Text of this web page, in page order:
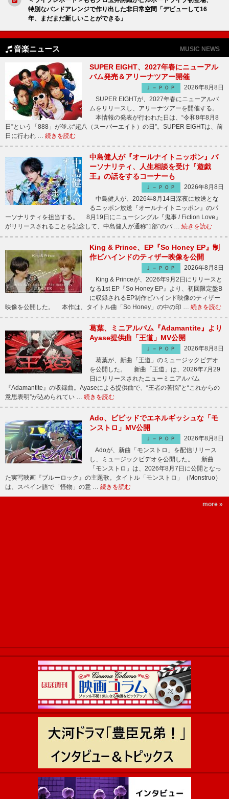
特別なバンドアレンジで作り出した非日常空間「デビューして16
年、まだまだ新しいことができる」
音楽ニュース MUSIC NEWS
SUPER EIGHT、2027年春にニューアル
バム発売＆アリーナツアー開催
Ｊ－ＰＯＰ
2026年8月8日
SUPER EIGHTが、2027年春にニューアルバ
ムをリリースし、アリーナツアーを開催する。
本情報の発表が行われた日は、“令和8年8月8
日”という「888」が並ぶ“超八（スーパーエイト）の日”。SUPER EIGHTは、前
日に行われ … 続きを読む
中島健人が『オールナイトニッポン』パ
ーソナリティ、人生相談を受け『遊戯
王』の話をするコーナーも
Ｊ－ＰＯＰ
2026年8月8日
中島健人が、2026年8月14日深夜に放送とな
るニッポン放送『オールナイトニッポン』のパ
ーソナリティを担当する。 8月19日にニューシングル『鬼事 / Fiction Love』
がリリースされることを記念して、中島健人が通称“1部”のパ … 続きを読む
King & Prince、EP『So Honey EP』制
作ビハインドのティザー映像を公開
Ｊ－ＰＯＰ
2026年8月8日
King & Princeが、2026年9月2日にリリースと
なる1st EP『So Honey EP』より、初回限定盤B
に収録されるEP制作ビハインド映像のティザー
映像を公開した。 本作は、タイトル曲「So Honey」の中の印 … 続きを読む
葛葉、ミニアルバム『Adamantite』より
Ayase提供曲「王道」MV公開
Ｊ－ＰＯＰ
2026年8月8日
葛葉が、新曲「王道」のミュージックビデオ
を公開した。 新曲「王道」は、2026年7月29
日にリリースされたニューミニアルバム
『Adamantite』の収録曲。Ayaseによる提供曲で、“王者の苦悩”と“これからの
意思表明”が込められてい … 続きを読む
Ado、ビビッドでエネルギッシュな「モ
ンストロ」MV公開
Ｊ－ＰＯＰ
2026年8月8日
Adoが、新曲「モンストロ」を配信リリース
し、ミュージックビデオを公開した。 新曲
「モンストロ」は、2026年8月7日に公開となっ
た実写映画『ブルーロック』の主題歌。タイトル「モンストロ」（Monstruo）
は、スペイン語で「怪物」の意 … 続きを読む
more »